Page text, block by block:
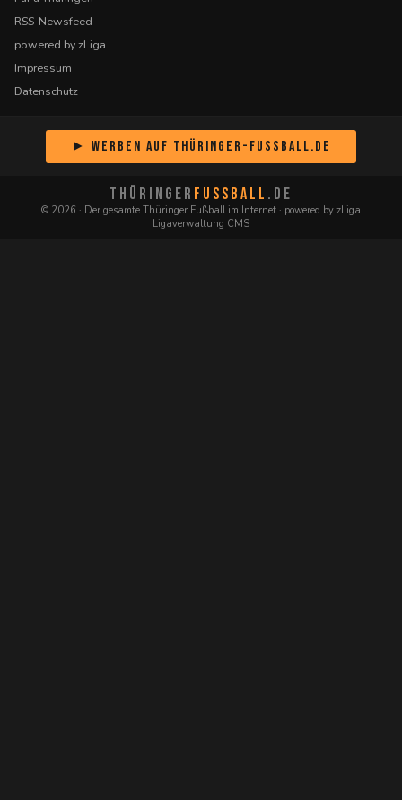
RSS-Newsfeed
powered by zLiga
Impressum
Datenschutz
► Werben auf Thüringer-Fussball.de
THÜRINGER FUSSBALL .DE
© 2026 · Der gesamte Thüringer Fußball im Internet · powered by zLiga
Ligaverwaltung CMS